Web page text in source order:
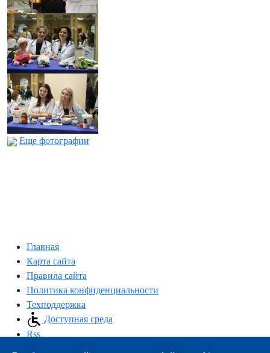
Еще фотографии
Главная
Карта сайта
Правила сайта
Политика конфиденциальности
Техподдержка
Доступная среда
Rss